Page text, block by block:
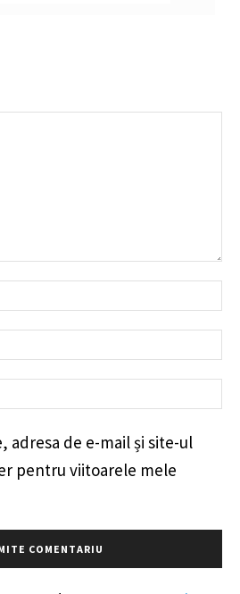
adresa de e-mail și site-ul
pentru viitoarele mele